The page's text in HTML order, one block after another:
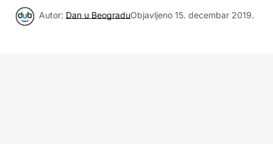
Autor: Dan u BeograduObjavljeno 15. decembar 2019.